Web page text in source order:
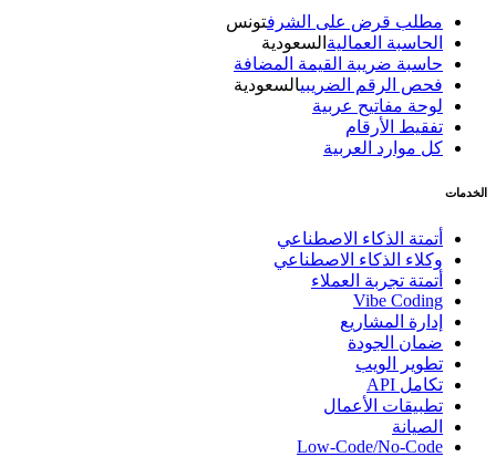
مطلب قرض على الشرف تونس
الحاسبة العماليةالسعودية
حاسبة ضريبة القيمة المضافة
فحص الرقم الضريبيالسعودية
لوحة مفاتيح عربية
تفقيط الأرقام
كل موارد العربية
الخدمات
أتمتة الذكاء الاصطناعي
وكلاء الذكاء الاصطناعي
أتمتة تجربة العملاء
Vibe Coding
إدارة المشاريع
ضمان الجودة
تطوير الويب
تكامل API
تطبيقات الأعمال
الصيانة
Low-Code/No-Code